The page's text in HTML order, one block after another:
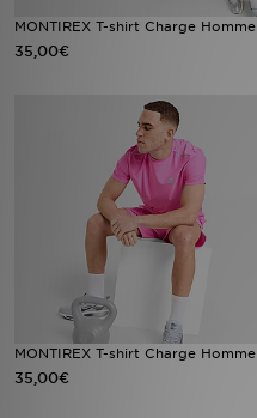
MONTIREX T-shirt Charge Homme
35,00€
MONTIREX T-shirt Charge Homme
35,00€